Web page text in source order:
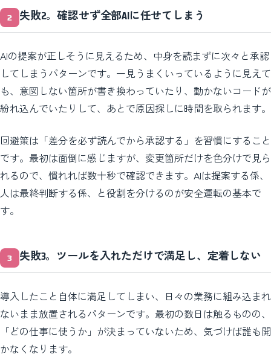
失敗2。確認せず全部AIに任せてしまう
AIの提案が正しそうに見えるため、中身を読まずに次々と承認
してしまうパターンです。一見うまくいっているように見えて
も、意図しない箇所が書き換わっていたり、動かないコードが
紛れ込んでいたりして、あとで原因探しに時間を取られます。
回避策は「差分を必ず読んでから承認する」を習慣にすること
です。最初は面倒に感じますが、変更箇所だけを色分けで見ら
れるので、慣れれば数十秒で確認できます。AIは提案する係、
人は最終判断する係、と役割を分けるのが安全運転の基本で
す。
失敗3。ツールを入れただけで満足し、定着しない
導入したこと自体に満足してしまい、日々の業務に組み込まれ
ないまま放置されるパターンです。最初の数日は触るものの、
「どの仕事に使うか」が決まっていないため、気づけば誰も開
かなくなります。